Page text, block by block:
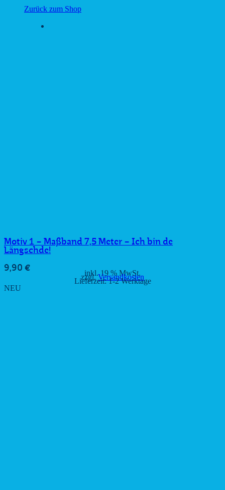
Zurück zum Shop
Motiv 1 – Maßband 7,5 Meter – Ich bin de
Längschde!
9,90 € inkl. 19 % MwSt.
zzgl.Versandkosten
Lieferzeit:1-2 Werktage
NEU